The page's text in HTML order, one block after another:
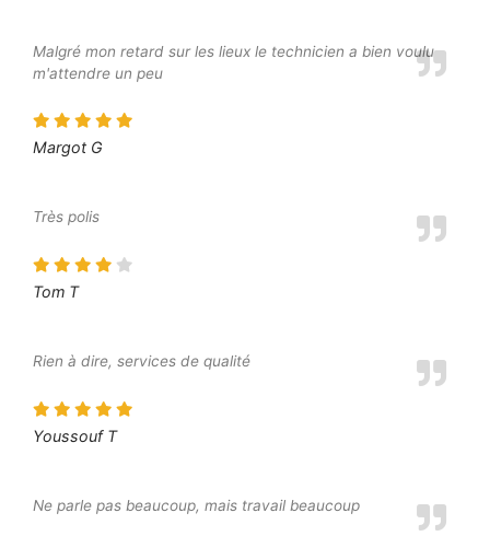
Malgré mon retard sur les lieux le technicien a bien voulu
m'attendre un peu
Margot G
Très polis
Tom T
Rien à dire, services de qualité
Youssouf T
Ne parle pas beaucoup, mais travail beaucoup